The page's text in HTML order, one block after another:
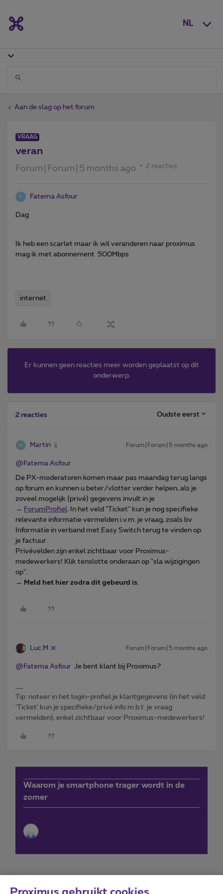
NL
Aan de slag op het forum
VRAAG
veran
Forum|Forum|5 months ago 2 reacties
F Fatema Asfour
Dag
Ik heb een scarlet maar ik wil veranderen naar proximus
mag ik met abonnement 500Mbps
internet
Er kunnen geen reacties meer worden geplaatst op dit
onderwerp.
2 reacties Oudste eerst
Martin Forum|Forum|5 months ago
@Fatema Asfour
De PX-moderatoren komen maar pas maandag terug langs
op forum en kunnen u beter/vlotter verder helpen, als je
zoveel mogelijk (privé) gegevens invult in je
→ ForumProfiel . In het veld "Ticket" kun je nog specifieke
relevante informatie vermelden i.v.m. je vraag, zoals bv
Informatie in verband met Easy Switch terug te vinden op
je factuur.
Privévelden zijn enkel zichtbaar voor Proximus-
medewerkers! Klik tenslotte onderaan op "sla wijzigingen
op".
→
Meld het hier zodra dit gebeurd is
Luc.M Forum|Forum|5 months ago
@Fatema Asfour Je bent klant bij Proximus?
Tip: noteer in het login-profiel je klantgegevens (in het veld
'Ticket' kun je specifieke/privé info m.b.t. je vraag
vermelden), enkel zichtbaar voor Proximus-medewerkers!
Waarom je smartphone trager wordt in de
zomer